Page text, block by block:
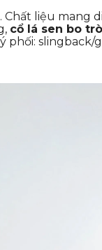
Chất liệu mang
cổ lá sen bo
phối: slingback/